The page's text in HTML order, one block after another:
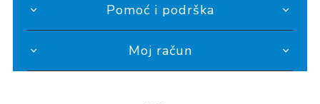
Pomoć i podrška
Moj račun